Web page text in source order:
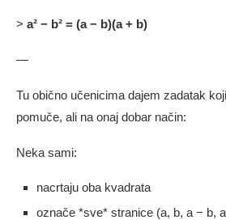
> a² − b² = (a − b)(a + b)
—
Tu obično učenicima dajem zadatak
pomuče, ali na onaj dobar način:
Neka sami:
nacrtaju oba kvadrata
označe *sve* stranice (a, b, a − b,